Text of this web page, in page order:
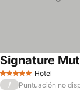
5 Estrellas Hotel
Signature
/ Puntuación no